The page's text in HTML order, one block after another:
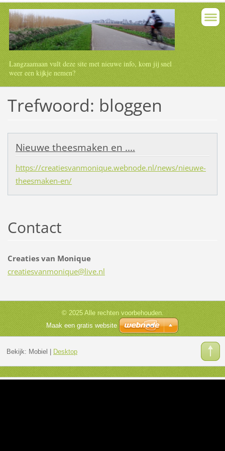
Langzaamaan vult deze site met nieuwe info, kom jij snel
weer een kijkje nemen?
Trefwoord: bloggen
Nieuwe theesmaken en ....
https://creatiesvanmonique.webnode.nl/news/nieuwe-
theesmaken-en/
Contact
Creaties van Monique
creatiesvanmonique@live.nl
© 2025 Alle rechten voorbehouden.
Maak een gratis website
Bekijk: Mobiel Desktop